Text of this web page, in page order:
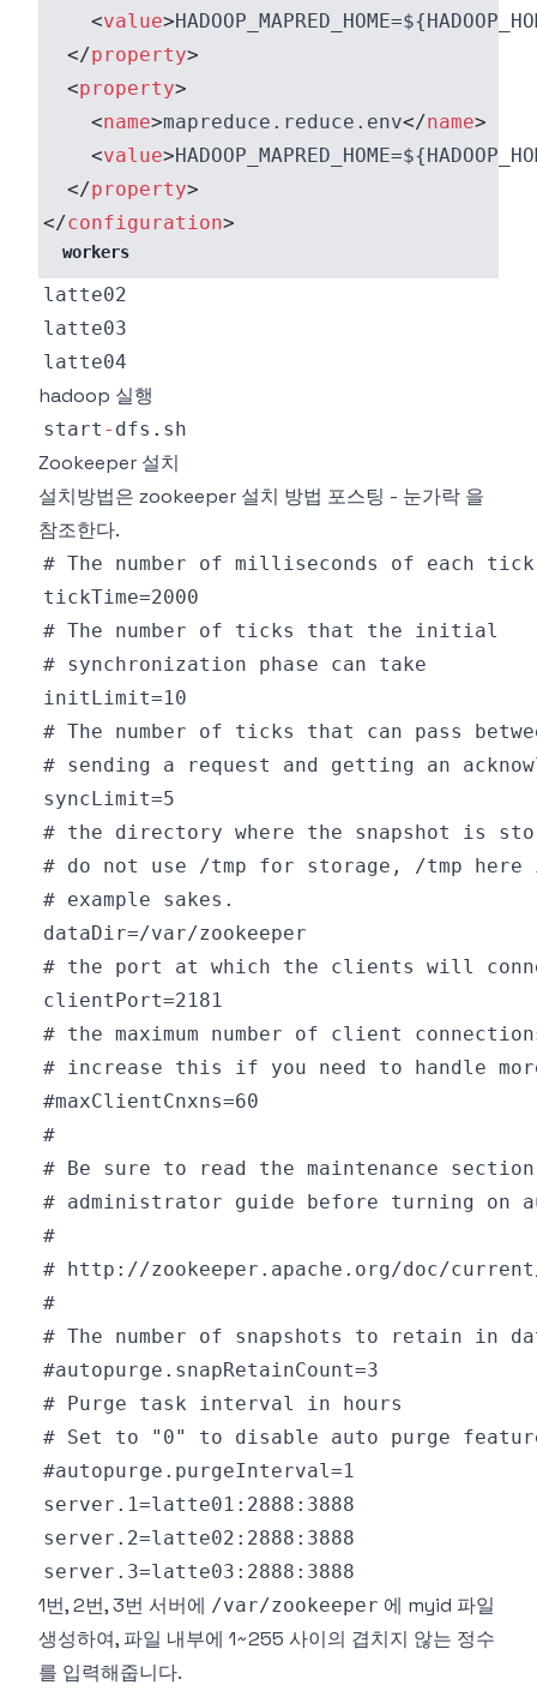
<value>
</property>
<property>
<name>mapreduce.reduce.env</name>
<value>
</property>
</configuration>
workers
hadoop 실행
start - dfs . sh
Zookeeper 설치
설치방법은 zookeeper 설치 방법 포스팅 - 눈가락 을
참조한다.
1번, 2번, 3번 서버에 /var/zookeeper 에 myid 파일
생성하여, 파일 내부에 1~255 사이의 겹치지 않는 정수
를 입력해줍니다.